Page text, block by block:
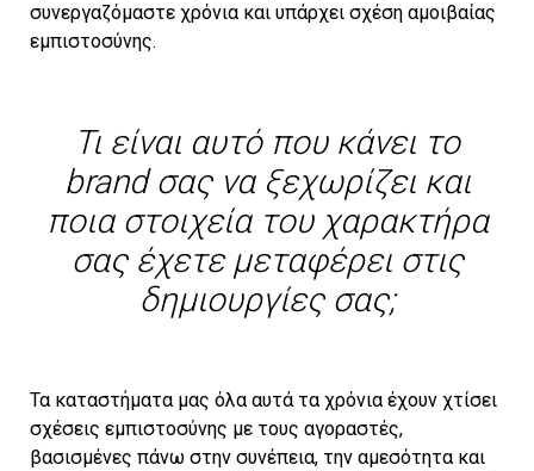
συνεργαζόμαστε χρόνια και υπάρχει σχέση αμοιβαίας
εμπιστοσύνης.
Τι είναι αυτό που κάνει το
brand σας να ξεχωρίζει και
ποια στοιχεία του χαρακτήρα
σας έχετε μεταφέρει στις
δημιουργίες σας;
Τα καταστήματα μας όλα αυτά τα χρόνια έχουν χτίσει
σχέσεις εμπιστοσύνης με τους αγοραστές,
βασισμένες πάνω στην συνέπεια, την αμεσότητα και